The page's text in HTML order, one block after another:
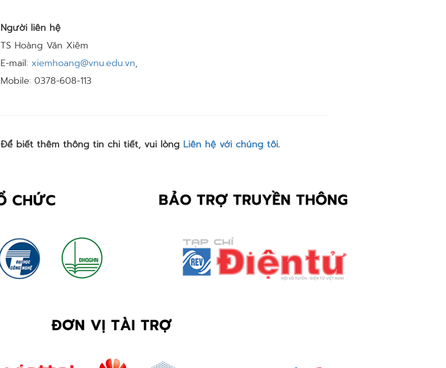
Người liên hệ
TS Hoàng Văn Xiêm
E-mail: xiemhoang@vnu.edu.vn,
Mobile: 0378-608-113
Để biết thêm thông tin chi tiết, vui lòng Liên hệ với chúng tôi.